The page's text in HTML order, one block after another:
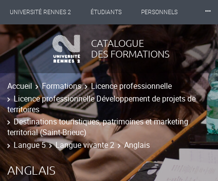
UNIVERSITÉ RENNES 2 ÉTUDIANTS PERSONNELS
INTERNATIONAL PROFESSIONNELS BIBLIOTHÈQUES
LES NOUVELLES DE RENNES 2
⸱⸱⸱
CATALOGUE
DES FORMATIONS
Accueil Formations
Licence professionnelle
Licence professionnelle Développement de projets de
territoires
Destinations touristiques, patrimoines et marketing
territorial (Saint-Brieuc)
Langue 5
Langue vivante 2 Anglais
ANGLAIS